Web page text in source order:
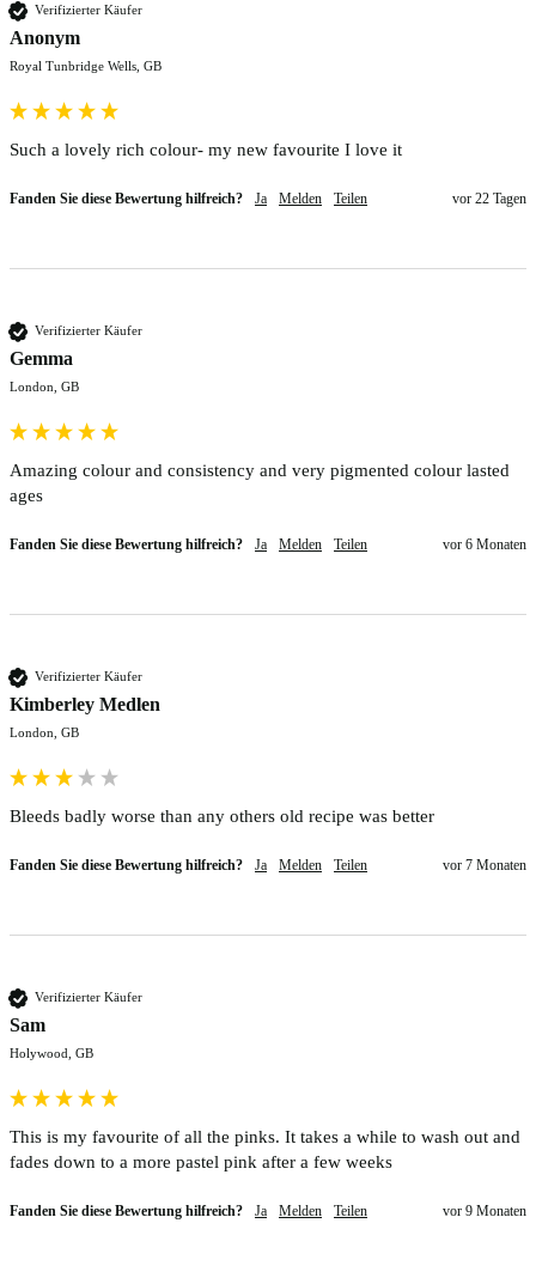
Verifizierter Käufer
Anonym
Royal Tunbridge Wells, GB
Such a lovely rich colour- my new favourite I love it
Fanden Sie diese Bewertung hilfreich? Ja Melden Teilen vor 22 Tagen
Verifizierter Käufer
Gemma
London, GB
Amazing colour and consistency and very pigmented colour lasted
ages
Fanden Sie diese Bewertung hilfreich? Ja Melden Teilen vor 6 Monaten
Verifizierter Käufer
Kimberley Medlen
London, GB
Bleeds badly worse than any others old recipe was better
Fanden Sie diese Bewertung hilfreich? Ja Melden Teilen vor 7 Monaten
Verifizierter Käufer
Sam
Holywood, GB
This is my favourite of all the pinks. It takes a while to wash out and
fades down to a more pastel pink after a few weeks
Fanden Sie diese Bewertung hilfreich? Ja Melden Teilen vor 9 Monaten